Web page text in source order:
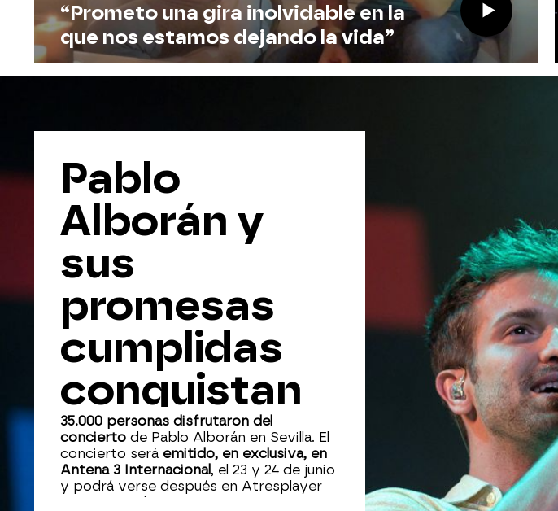
“Prometo una gira inolvidable en la
que nos estamos dejando la vida”
Pablo
Alborán y
sus
promesas
cumplidas
conquistan
Sevilla
35.000 personas disfrutaron del
concierto de Pablo Alborán en Sevilla. El
concierto será emitido, en exclusiva, en
Antena 3 Internacional, el 23 y 24 de junio
y podrá verse después en Atresplayer
Internacional.